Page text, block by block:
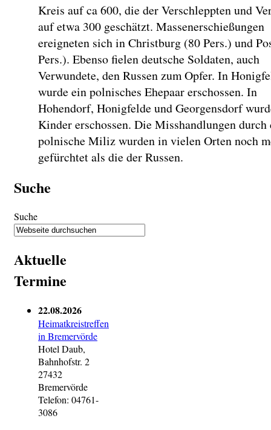
Kreis auf ca 600, die der Verschleppten und
auf etwa 300 geschätzt. Massenerschießungen
ereigneten sich in Christburg (80 Pers.) und
Pers.). Ebenso fielen deutsche Soldaten, auch
Verwundete, den Russen zum Opfer. In
wurde ein polnisches Ehepaar erschossen. In
Hohendorf, Honigfelde und Georgensdorf
Kinder erschossen. Die Misshandlungen durch
polnische Miliz wurden in vielen Orten noch
gefürchtet als die der Russen.
Suche
Suche
Aktuelle
Termine
22.08.2026
Heimatkreistreffen
in Bremervörde
Hotel Daub,
Bahnhofstr. 2
27432
Bremervörde
Telefon: 04761-
3086